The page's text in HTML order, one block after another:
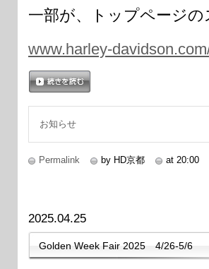
一部が、トップページ
www.harley-
お知らせ
Permalink by HD京都 at 20:00
2025.04.25
Golden Week Fair 2025 4/26-5/6